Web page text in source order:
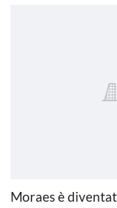
Moraes è